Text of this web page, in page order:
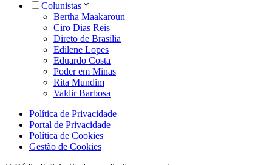
Colunistas
Bertha Maakaroun
Ciro Dias Reis
Direto de Brasília
Edilene Lopes
Eduardo Costa
Poder em Minas
Rita Mundim
Valdir Barbosa
Política de Privacidade
Portal de Privacidade
Política de Cookies
Gestão de Cookies